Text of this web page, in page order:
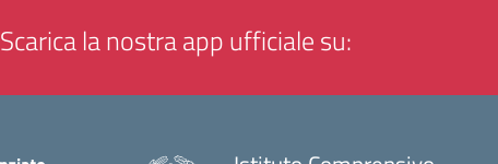
Scarica la nostra app ufficiale su: